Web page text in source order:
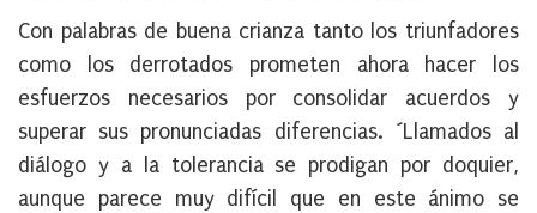
Con palabras de buena crianza tanto los triunfadores
como los derrotados prometen ahora hacer los
esfuerzos necesarios por consolidar acuerdos y
superar sus pronunciadas diferencias. ´Llamados al
diálogo y a la tolerancia se prodigan por doquier,
aunque parece muy difícil que en este ánimo se